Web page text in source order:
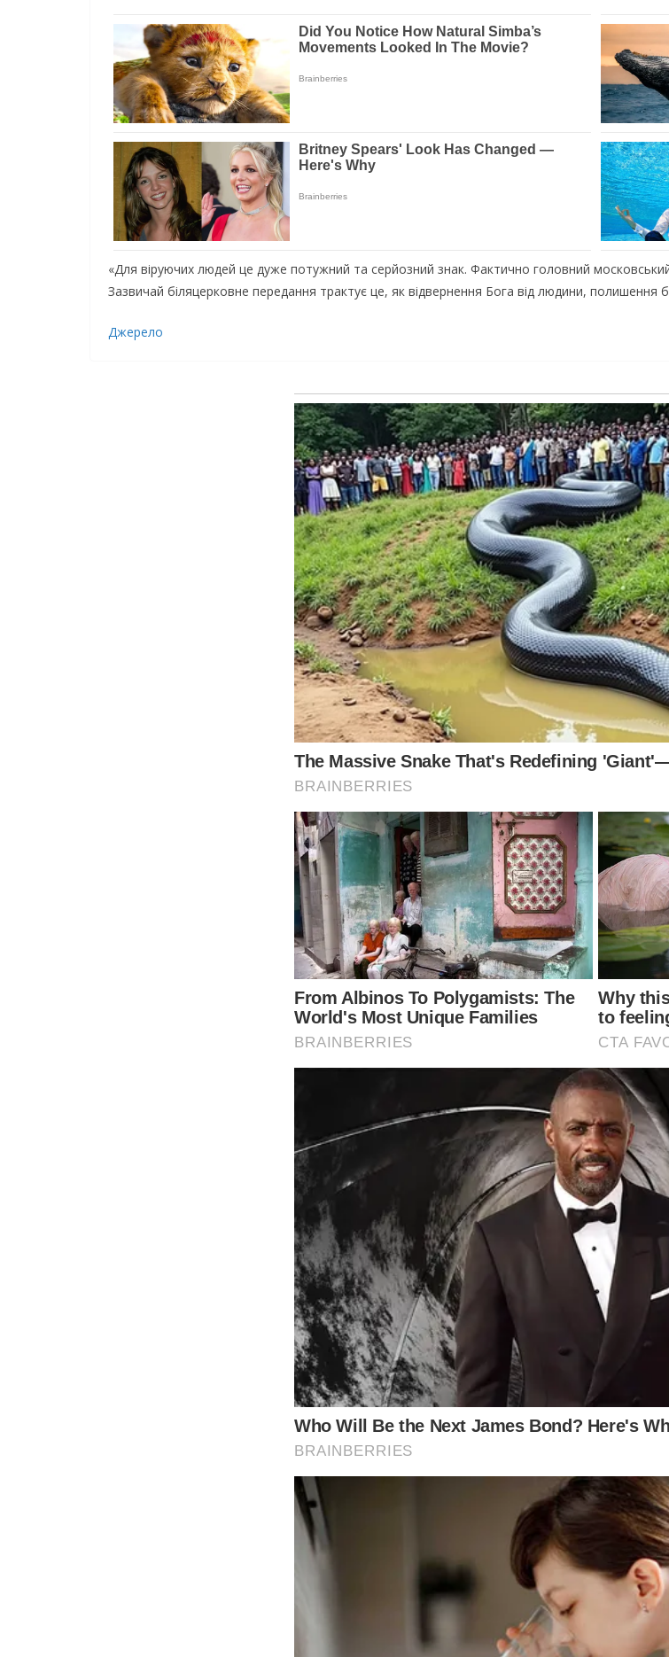
«Для віруючих людей це дуже потужний та серйозний знак. Фактично головний
Зазвичай біляцерковне передання трактує це, як відвернення Бога від людини, полишення
Джерело